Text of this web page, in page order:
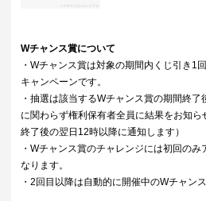
Wチャンス賞について
・Wチャンス賞は対象の期間内くじ引き1
キャンペーンです。
・抽選は該当するWチャンス賞の期間終
に関わらず権利保有者全員に結果をお知
終了後の翌日12時以降に通知します）
・Wチャンス賞のチャレンジには初回の
なります。
・2回目以降は自動的に開催中のWチャン